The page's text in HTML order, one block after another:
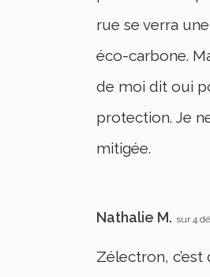
rue se verra
éco-carbone.
de moi dit oui
protection. Je
mitigée.
Nathalie M. sur 4
Zélectron,